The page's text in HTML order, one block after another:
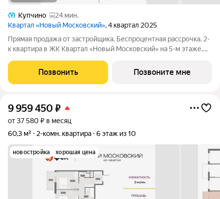
Купчино
24 мин.
Квартал «Новый Московский», 4 квартал 2025
Прямая продажа от застройщика. Беспроцентная рассрочка. 2-
к квартира в ЖК Квартал «Новый Московский» на 5-м этаже.
квартал «Новый Московский» в Пушкинском районе. Этот
комплекс объединит в себе
Позвонить Позвоните мне
9 959 450 ₽
от 37 580 ₽ в месяц
60,3 м²
2-комн. квартира 6 этаж из 10
новостройка хорошая цена